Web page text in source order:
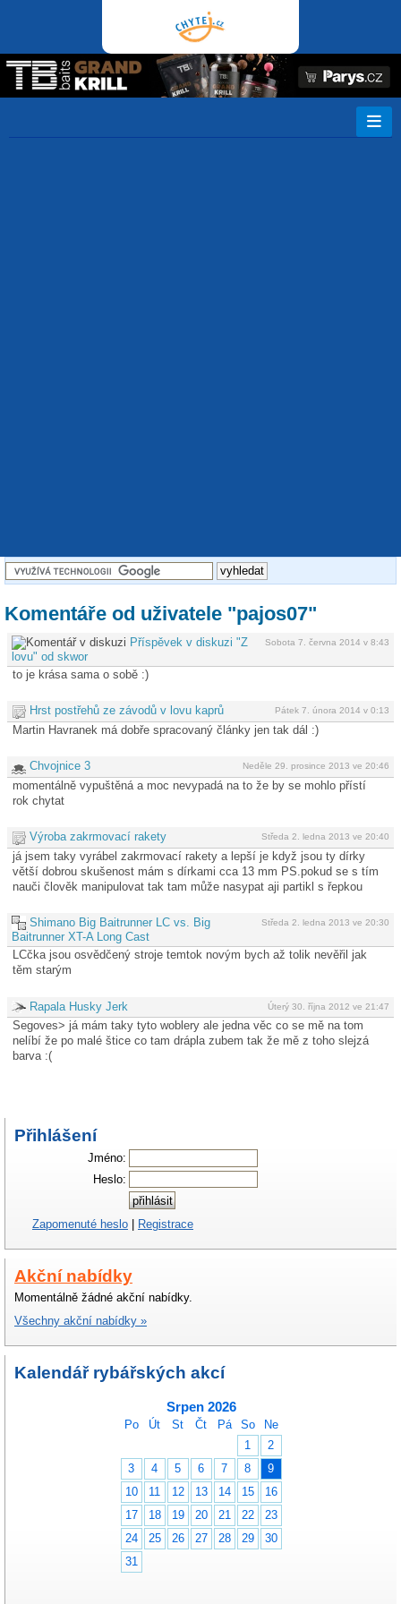
Komentáře od uživatele "pajos07"
Sobota 7. června 2014 v 8:43
Příspěvek v diskuzi "Z
lovu" od skwor
to je krása sama o sobě :)
Pátek 7. února 2014 v 0:13
Hrst postřehů ze závodů v lovu kaprů
Martin Havranek má dobře spracovaný články jen tak dál :)
Neděle 29. prosince 2013 ve 20:46
Chvojnice 3
momentálně vypuštěná a moc nevypadá na to že by se mohlo přístí
rok chytat
Středa 2. ledna 2013 ve 20:40
Výroba zakrmovací rakety
já jsem taky vyrábel zakrmovací rakety a lepší je když jsou ty dírky
větší dobrou skušenost mám s dírkami cca 13 mm PS.pokud se s tím
nauči člověk manipulovat tak tam může nasypat aji partikl s řepkou
Středa 2. ledna 2013 ve 20:30
Shimano Big Baitrunner LC vs. Big
Baitrunner XT-A Long Cast
LCčka jsou osvědčený stroje temtok novým bych až tolik nevěřil jak
těm starým
Úterý 30. října 2012 ve 21:47
Rapala Husky Jerk
Segoves> já mám taky tyto woblery ale jedna věc co se mě na tom
nelíbí že po malé štice co tam drápla zubem tak že mě z toho slejzá
barva :(
Přihlášení
Jméno:
Heslo:
Zapomenuté heslo Registrace
Akční nabídky
Momentálně žádné akční nabídky.
Všechny akční nabídky »
Kalendář rybářských akcí
Srpen 2026
Po Út St Čt Pá So
Ne
1
2
3
4 5 6 7 8
9
10
11 12 13 14 15
16
17
18 19 20 21 22
23
24
25 26 27 28 29
30
31